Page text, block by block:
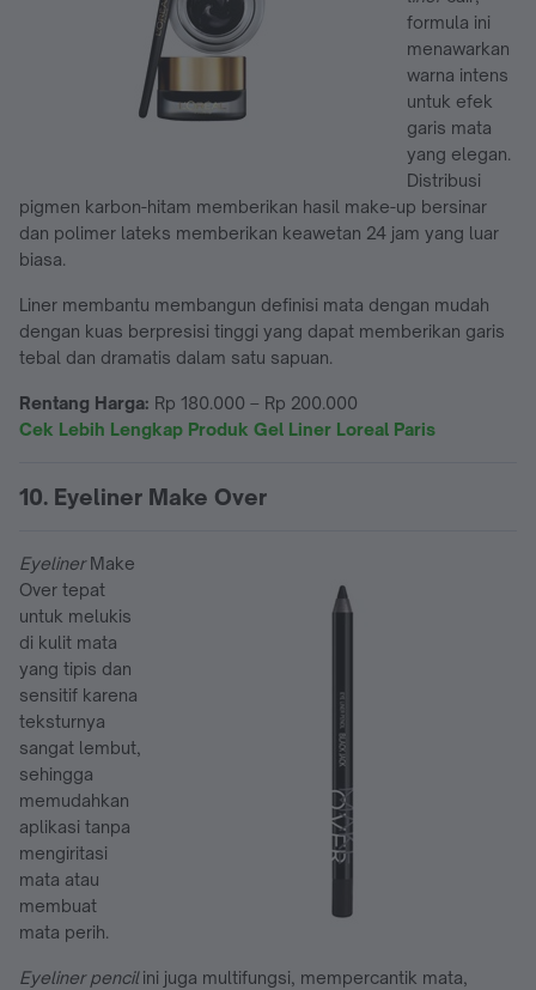
formula ini
menawarkan
warna intens
untuk efek
garis mata
yang elegan.
Distribusi
pigmen karbon-hitam memberikan hasil make-up bersinar
dan polimer lateks memberikan keawetan 24 jam yang luar
biasa.
Liner membantu membangun definisi mata dengan mudah
dengan kuas berpresisi tinggi yang dapat memberikan garis
tebal dan dramatis dalam satu sapuan.
Rentang Harga: Rp 180.000 – Rp 200.000
Cek Lebih Lengkap Produk Gel Liner Loreal Paris
10. Eyeliner Make Over
EyelinerMake
Over tepat
untuk melukis
di kulit mata
yang tipis dan
sensitif karena
teksturnya
sangat lembut,
sehingga
memudahkan
aplikasi tanpa
mengiritasi
mata atau
membuat
mata perih.
Eyeliner pencilini juga multifungsi, mempercantik mata,